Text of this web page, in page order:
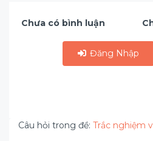
Chưa có bình luận
Đăng Nhập
Câu hỏi trong đề: Trắc nghiệm